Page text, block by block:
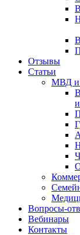
Отзывы
Статьи
МВД и
Вопросы-
Вебинары
Контакты